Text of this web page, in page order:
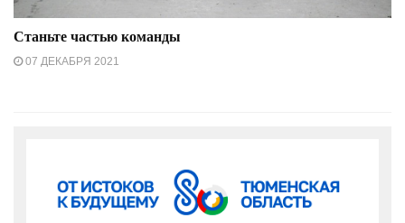
Станьте частью команды
07 ДЕКАБРЯ 2021